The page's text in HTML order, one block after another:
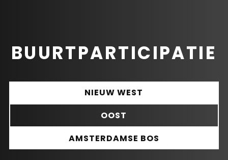
BUURTPARTICIPATIE
NIEUW WEST
OOST
AMSTERDAMSE BOS